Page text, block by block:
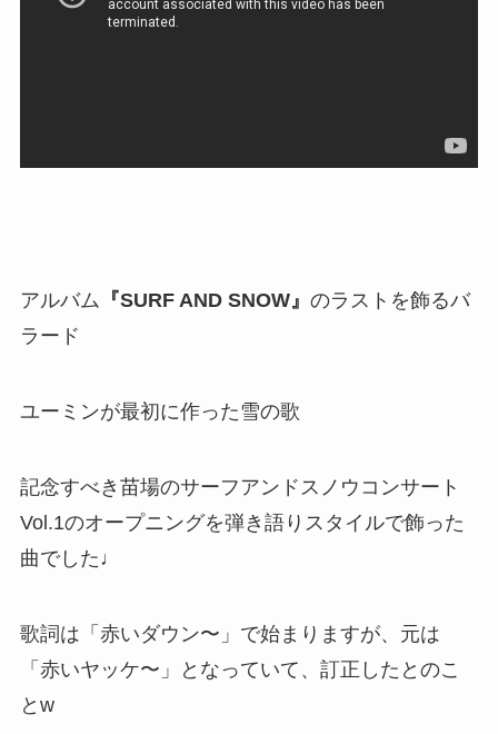
アルバム 『SURF AND SNOW』 のラストを飾るバ
ラード
ユーミンが最初に作った雪の歌
記念すべき苗場のサーフアンドスノウコンサート
Vol.1のオープニングを弾き語りスタイルで飾った
曲でした♩
歌詞は「赤いダウン〜」で始まりますが、元は
「赤いヤッケ〜」となっていて、訂正したとのこ
とw